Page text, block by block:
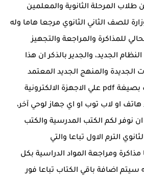
طلاب المرحلة الثانوية والمعلمين
للصف الثاني الثانوي مرجعا هاما وله
للمذاكرة والمراجعة والتجهيز
الجديد، والجدير بالذكر ان هذا
الجديدة والمنهج الجديد المعتمد
ويمكنكم تصفح الكتاب بصيغة pdf علي الاجهزة الالكترونية
هاتف او لاب توب او اي جهاز لوحي آخر،
نوفر لكم الكتب المدرسية والكتب
الترم الاول تباعا والتي
ومراجعة المواد الدراسية بكل
سيتم اضافة باقي الكتاب تباعا فور